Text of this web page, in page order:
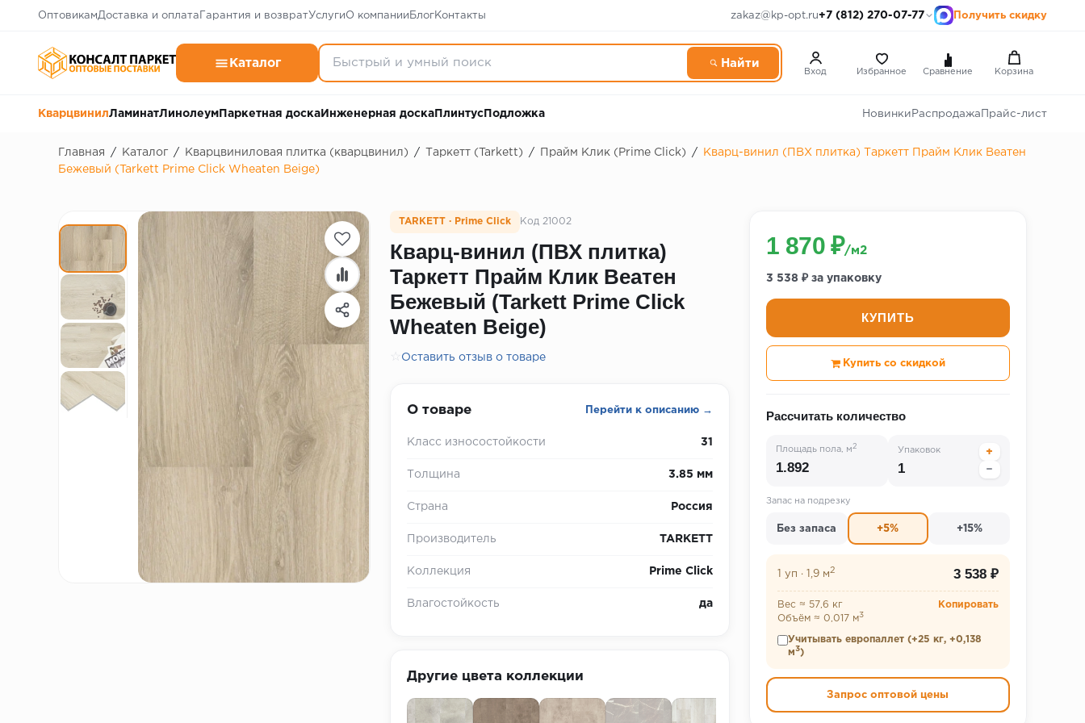
ОптовикамДоставка и оплата Гарантия и возвратУслугиО компании БлогКонтакты zakaz@kp-opt.ru+7 (812) 270-07-77 Получить скидку
Каталог
Вход Избранное Сравнение Корзина
КварцвинилЛаминатЛинолеум Паркетная доска Инженерная доска Плинтус Подложка Новинки Распродажа Прайс-лист
Главная / Каталог / Кварцвиниловая плитка (кварцвинил) / Таркетт (Tarkett) / Прайм Клик (Prime Click) /
Кварц-винил (ПВХ плитка) Таркетт Прайм Клик Веатен
Бежевый (Tarkett Prime Click Wheaten Beige)
TARKETT · Prime Click Код 21002
Кварц-винил (ПВХ плитка)
Таркетт Прайм Клик Веатен
Бежевый (Tarkett Prime Click
Wheaten Beige)
☆ Оставить отзыв о товаре
О товаре Перейти к описанию →
Класс износостойкости 31
Толщина 3.85 мм
Страна Россия
Производитель TARKETT
Коллекция Prime Click
Влагостойкость да
Другие цвета коллекции
1 870 ₽/м2
3 538 ₽ за упаковку
КУПИТЬ
Купить со скидкой
Рассчитать количество
Площадь пола, м 2
Упаковок
+
−
Запас на подрезку
Без запаса +5% +15%
1 уп · 1,9 м 2 3 538 ₽
Вес ≈ 57,6 кг
Объём ≈ 0,017 м3
Копировать
Учитывать европаллет (+25 кг, +0,138
м3)
Запрос оптовой цены